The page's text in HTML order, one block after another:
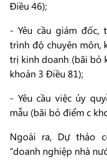
Điều 46);
- Yêu cầu giám đốc,
trình độ chuyên môn,
trị kinh doanh (bãi bỏ
khoản 3 Điều 81);
- Yêu cầu việc ủy
mẫu (bãi bỏ điểm c
Ngoài ra, Dự thảo
“doanh nghiệp nhà